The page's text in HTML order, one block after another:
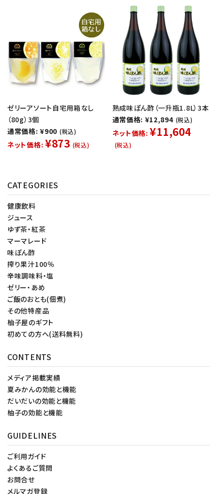
ゼリーアソート自宅用箱なし
（80g）3個
通常価格: ¥900 (税込)
ネット価格: ¥873 (税込)
熟成味ぽん酢（一升瓶1.8L）3本
通常価格: ¥12,894 (税込)
ネット価格: ¥11,604
(税込)
CATEGORIES
健康飲料
ジュース
ゆず茶・紅茶
マーマレード
味ぽん酢
搾り果汁100％
辛味調味料・塩
ゼリー・あめ
ご飯のおとも(佃煮)
その他特産品
柚子屋のギフト
初めての方へ(送料無料)
CONTENTS
メディア掲載実績
夏みかんの効能と機能
だいだいの効能と機能
柚子の効能と機能
GUIDELINES
ご利用ガイド
よくあるご質問
お問合せ
メルマガ登録